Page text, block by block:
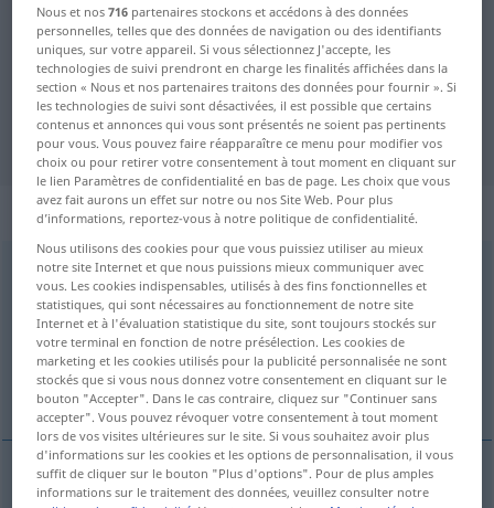
Dictionnaire Allemand-Français Textbuch
Traduction Allemand-Français de
"Textbuch"
"Textbuch" - traduction Français
„Textbuch“: Neutrum
Textbuchn
Vue d'ensemble de toutes les traductions
(Pour plus d'informations, cliquez sur/touchez la traduction)
livret
livretm Textbuch THEAT
Nous et nos716 partenaires stockons et accédons à des données
personnelles, telles que des données de navigation ou des identifiants
uniques, sur votre appareil. Si vous sélectionnez J'accepte, les
technologies de suivi prendront en charge les finalités affichées dans la
section « Nous et nos partenaires traitons des données pour fournir ». Si
les technologies de suivi sont désactivées, il est possible que certains
contenus et annonces qui vous sont présentés ne soient pas pertinents
pour vous. Vous pouvez faire réapparaître ce menu pour modifier vos
choix ou pour retirer votre consentement à tout moment en cliquant sur
le lien Paramètres de confidentialité en bas de page. Les choix que vous
avez fait aurons un effet sur notre ou nos Site Web. Pour plus
d’informations, reportez-vous à notre politique de confidentialité.
Nous utilisons des cookies pour que vous puissiez utiliser au mieux
notre site Internet et que nous puissions mieux communiquer avec
vous. Les cookies indispensables, utilisés à des fins fonctionnelles et
statistiques, qui sont nécessaires au fonctionnement de notre site
Internet et à l'évaluation statistique du site, sont toujours stockés sur
votre terminal en fonction de notre présélection. Les cookies de
marketing et les cookies utilisés pour la publicité personnalisée ne sont
stockés que si vous nous donnez votre consentement en cliquant sur le
bouton "Accepter". Dans le cas contraire, cliquez sur "Continuer sans
accepter". Vous pouvez révoquer votre consentement à tout moment
lors de vos visites ultérieures sur le site. Si vous souhaitez avoir plus
d'informations sur les cookies et les options de personnalisation, il vous
suffit de cliquer sur le bouton "Plus d'options". Pour de plus amples
informations sur le traitement des données, veuillez consulter notre